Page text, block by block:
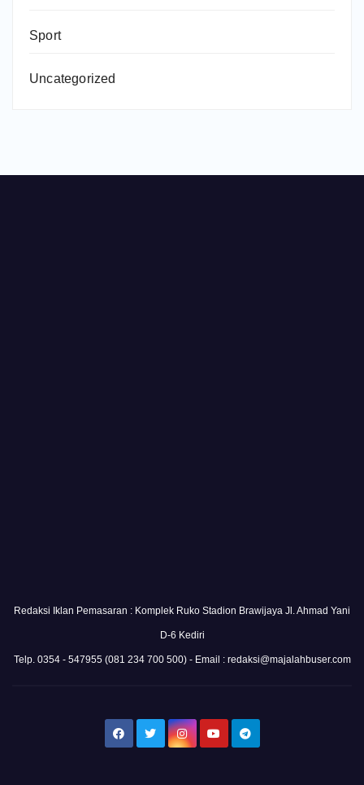
Sport
Uncategorized
Redaksi Iklan Pemasaran : Komplek Ruko Stadion Brawijaya Jl. Ahmad Yani
D-6 Kediri
Telp. 0354 - 547955 (081 234 700 500) - Email : redaksi@majalahbuser.com